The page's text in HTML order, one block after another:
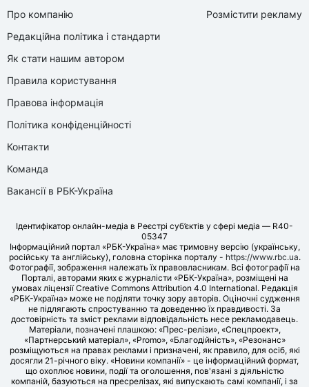
Про компанію
Редакційна політика і стандарти
Як стати нашим автором
Правила користування
Правова інформація
Політика конфіденційності
Контакти
Команда
Вакансії в РБК-Україна
Розмістити рекламу
Ідентифікатор онлайн-медіа в Реєстрі суб’єктів у сфері медіа — R40-
05347
Інформаційний портал «РБК-Україна» має тримовну версію (українську,
російську та англійську), головна сторінка порталу - https://www.rbc.ua.
Фотографії, зображення належать їх правовласникам. Всі фотографії на
Порталі, авторами яких є журналісти «РБК-Україна», розміщені на
умовах ліцензії Creative Commons Attribution 4.0 International. Редакція
«РБК-Україна» може не поділяти точку зору авторів. Оціночні судження
не підлягають спростуванню та доведенню їх правдивості. За
достовірність та зміст реклами відповідальність несе рекламодавець.
Матеріали, позначені плашкою: «Прес-релізи», «Спецпроект»,
«Партнерський матеріал», «Promo», «Благодійність», «Резонанс»
розміщуються на правах реклами і призначені, як правило, для осіб, які
досягли 21-річного віку. «Новини компанії» - це інформаційний формат,
що охоплює новини, події та оголошення, пов'язані з діяльністю
компаній, базуються на пресрелізах, які випускають самі компанії, і за